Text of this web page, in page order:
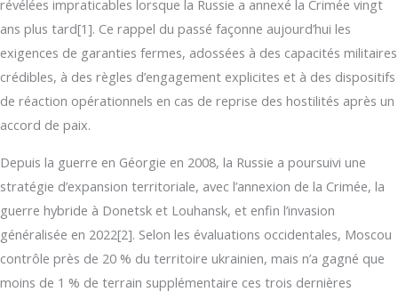
révélées impraticables lorsque la Russie a annexé la Crimée vingt
ans plus tard[1]. Ce rappel du passé façonne aujourd’hui les
exigences de garanties fermes, adossées à des capacités militaires
crédibles, à des règles d’engagement explicites et à des dispositifs
de réaction opérationnels en cas de reprise des hostilités après un
accord de paix.
Depuis la guerre en Géorgie en 2008, la Russie a poursuivi une
stratégie d’expansion territoriale, avec l’annexion de la Crimée, la
guerre hybride à Donetsk et Louhansk, et enfin l’invasion
généralisée en 2022[2]. Selon les évaluations occidentales, Moscou
contrôle près de 20 % du territoire ukrainien, mais n’a gagné que
moins de 1 % de terrain supplémentaire ces trois dernières